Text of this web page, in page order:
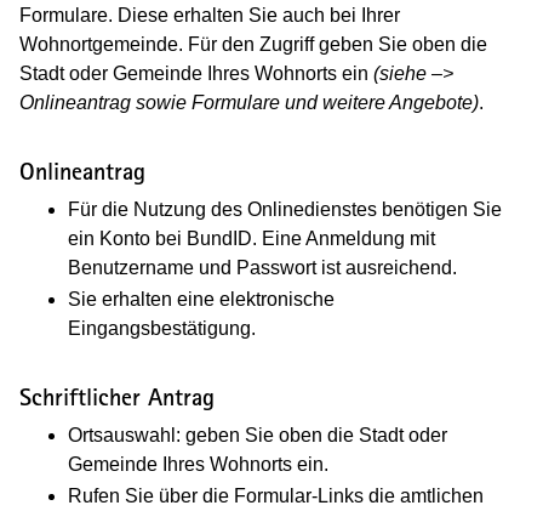
Formulare. Diese erhalten Sie auch bei Ihrer
Wohnortgemeinde. Für den Zugriff geben Sie oben die
Stadt oder Gemeinde Ihres Wohnorts ein (siehe –>
Onlineantrag sowie Formulare und weitere Angebote).
Onlineantrag
Für die Nutzung des Onlinedienstes benötigen Sie
ein Konto bei BundID. Eine Anmeldung mit
Benutzername und Passwort ist ausreichend.
Sie erhalten eine elektronische
Eingangsbestätigung.
Schriftlicher Antrag
Ortsauswahl: geben Sie oben die Stadt oder
Gemeinde Ihres Wohnorts ein.
Rufen Sie über die Formular-Links die amtlichen